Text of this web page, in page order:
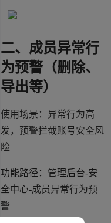
二、成员异常行
为预警（删除、
导出等）
使用场景：异常行为高
发，预警拦截账号安全风
险
功能路径：管理后台-安
全中心-成员异常行为预
警